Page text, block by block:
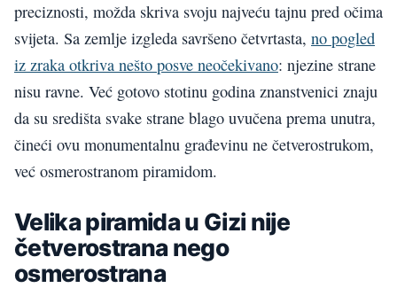
preciznosti, možda skriva svoju najveću tajnu pred očima
svijeta. Sa zemlje izgleda savršeno četvrtasta, no pogled
iz zraka otkriva nešto posve neočekivano: njezine strane
nisu ravne. Već gotovo stotinu godina znanstvenici znaju
da su središta svake strane blago uvučena prema unutra,
čineći ovu monumentalnu građevinu ne četverostrukom,
već osmerostranom piramidom.
Velika piramida u Gizi nije
četverostrana nego
osmerostrana